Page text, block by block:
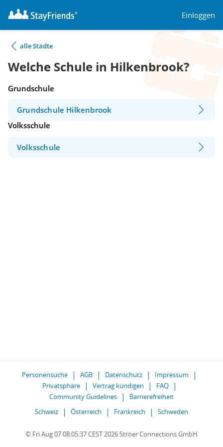
Einloggen
alle Städte
Welche Schule in Hilkenbrook?
Grundschule
Grundschule Hilkenbrook
Volksschule
Volksschule
Personensuche AGB Datenschutz
Impressum
Privatsphäre
Vertrag kündigen
FAQ
Community Guidelines
Barrierefreiheit
Schweiz
Österreich Frankreich Schweden
© Fri Aug 07 08:05:37 CEST 2026 Ströer Connections GmbH